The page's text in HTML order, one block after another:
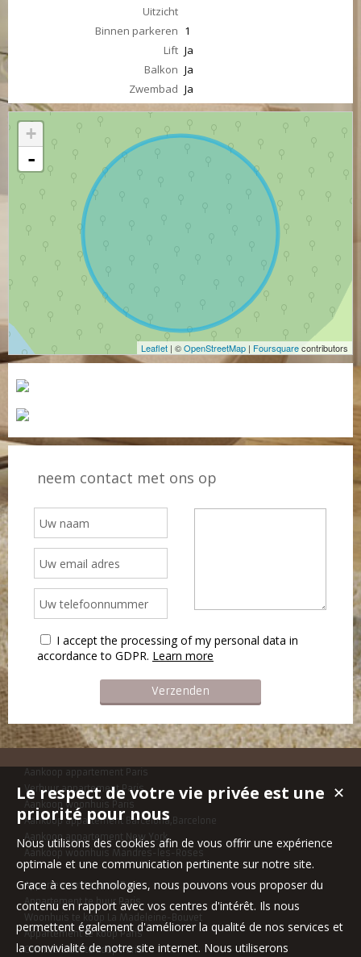
Uitzicht
Binnen parkeren 1
Lift Ja
Balkon Ja
Zwembad Ja
+
-
Leaflet | ©OpenStreetMap | Foursquarecontributors
neem contact met ons op
I accept the processing of my personal data in
accordance to GDPR. Learn more
Aankoop appartement Paris
Verhuur appartement Paris
Aankoop woonhuis Paris
Aankoop appartement Barcelona,Barcelone
Aankoop appartement New York
Aankoop woonhuis Mandres-les-Roses
Appartement te koop Paris
Appartement te huur Paris
Woonhuis te koop La Madeleine-Bouvet
Appartement te koop Paris
Commercieel te koop Paris
✕
Le respect de votre vie privée est une
priorité pour nous
Nous utilisons des cookies afin de vous offrir une expérience
optimale et une communication pertinente sur notre site.
Grace à ces technologies, nous pouvons vous proposer du
contenu en rapport avec vos centres d'intérêt. Ils nous
permettent également d'améliorer la qualité de nos services et
la convivialité de notre site internet. Nous utiliserons